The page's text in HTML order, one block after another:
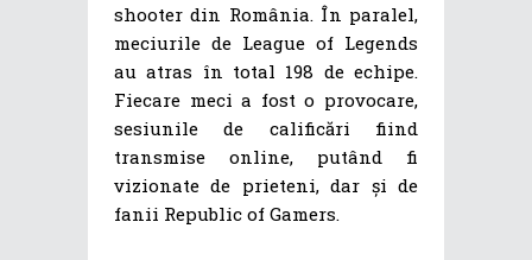
shooter din România. În paralel,
meciurile de League of Legends
au atras în total 198 de echipe.
Fiecare meci a fost o provocare,
sesiunile de calificări fiind
transmise online, putând fi
vizionate de prieteni, dar și de
fanii Republic of Gamers.